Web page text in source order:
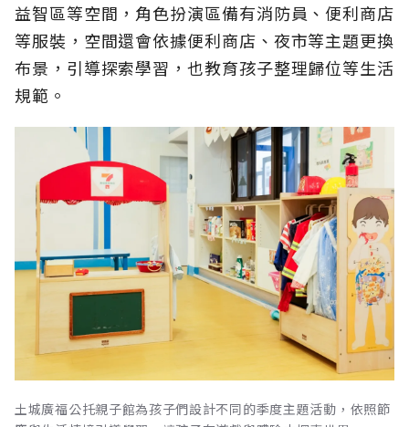
益智區等空間，角色扮演區備有消防員、便利商店
等服裝，空間還會依據便利商店、夜市等主題更換
布景，引導探索學習，也教育孩子整理歸位等生活
規範。
土城廣福公托親子館為孩子們設計不同的季度主題活動，依照節